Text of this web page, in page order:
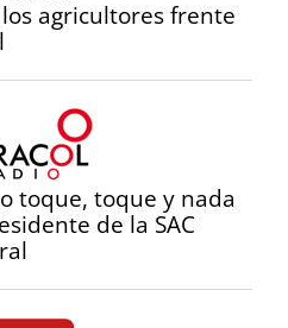
agricultores frente
toque, toque y nada
de la SAC